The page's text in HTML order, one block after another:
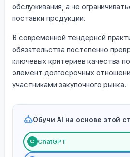
обслуживания, а не
поставки продукции.
В современной тендерной
обязательства постепенно
ключевых критериев качества
элемент долгосрочных
участниками закупочного рынка.
Обучи AI на основе этой
С ChatGPT